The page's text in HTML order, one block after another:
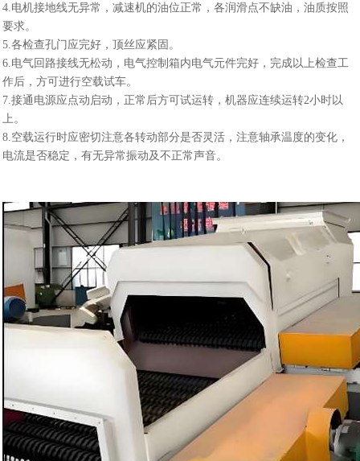
4.电机接地线无异常，减速机的油位正常，各润滑点不缺油，油质按照
要求。
5.各检查孔门应完好，顶丝应紧固。
6.电气回路接线无松动，电气控制箱内电气元件完好，完成以上检查工
作后，方可进行空载试车。
7.接通电源应点动启动，正常后方可试运转，机器应连续运转2小时以
上。
8.空载运行时应密切注意各转动部分是否灵活，注意轴承温度的变化，
电流是否稳定，有无异常振动及不正常声音。